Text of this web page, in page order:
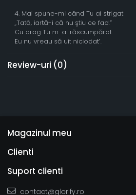
4. Mai spune-mi când Tu ai strigat
„Tată, iartă-i că nu ştiu ce fac!”
Cu drag Tu m-ai răscumpărat
Eu nu vreau să uit niciodat’.
Review-uri (0)
Magazinul meu
Clienti
Suport clienti
contact@glorify.ro